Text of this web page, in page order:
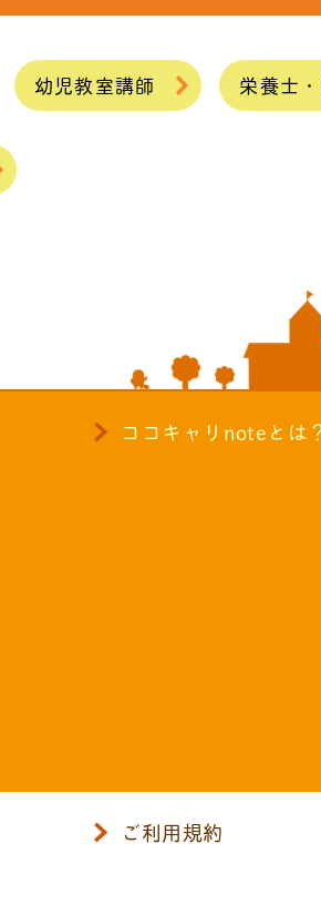
幼児教室講師 栄養士
ココキャリnoteとは
ご利用規約